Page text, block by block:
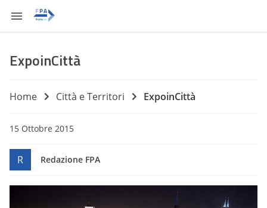
ExpoinCittà
Home Città e Territori ExpoinCittà
15 Ottobre 2015
R Redazione FPA